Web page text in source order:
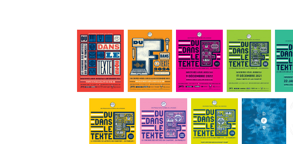
2016 :Insecte
2015 :Faon Faon
2014 :Casssandre
2013 :Le Colisée
(David Numwami)
Mochélan
Dalton Telegramme
Jali/ ex-aequoEd Wydee